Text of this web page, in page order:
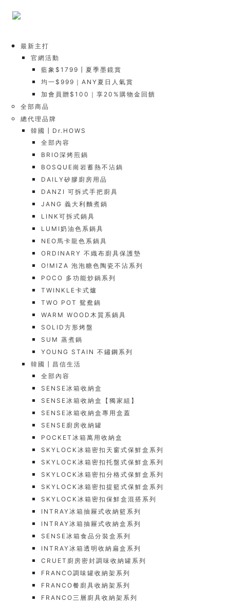
最新主打
官網活動
藍象$1799┃夏季墨鏡賞
均一$999｜ANY夏日人氣賞
加會員贈$100｜享20%購物金回饋
全部商品
總代理品牌
韓國┃Dr.HOWS
全部內容
BRIO深烤煎鍋
BOSQUE崗岩蓄熱不沾鍋
DAILY矽膠廚房用品
DANZI 可拆式手把廚具
JANG 義大利麵煮鍋
LINK可拆式鍋具
LUMI奶油色系鍋具
NEO馬卡龍色系鍋具
ORDINARY 不織布廚具保護墊
O!MIZA 泡泡糖色陶瓷不沾系列
POCO 多功能炒鍋系列
TWINKLE卡式爐
TWO POT 鴛鴦鍋
WARM WOOD木質系鍋具
SOLID方形烤盤
SUM 蒸煮鍋
YOUNG STAIN 不鏽鋼系列
韓國┃昌信生活
全部內容
SENSE冰箱收納盒
SENSE冰箱收納盒【獨家組】
SENSE冰箱收納盒專用盒蓋
SENSE廚房收納罐
POCKET冰箱萬用收納盒
SKYLOCK冰箱密扣天窗式保鮮盒系列
SKYLOCK冰箱密扣托盤式保鮮盒系列
SKYLOCK冰箱密扣分格式保鮮盒系列
SKYLOCK冰箱密扣提籃式保鮮盒系列
SKYLOCK冰箱密扣保鮮盒混搭系列
INTRAY冰箱抽屜式收納籃系列
INTRAY冰箱抽屜式收納盒系列
SENSE冰箱食品分裝盒系列
INTRAY冰箱透明收納扁盒系列
CRUET廚房密封調味收納罐系列
FRANCO調味罐收納架系列
FRANCO餐廚具收納架系列
FRANCO三層廚具收納架系列